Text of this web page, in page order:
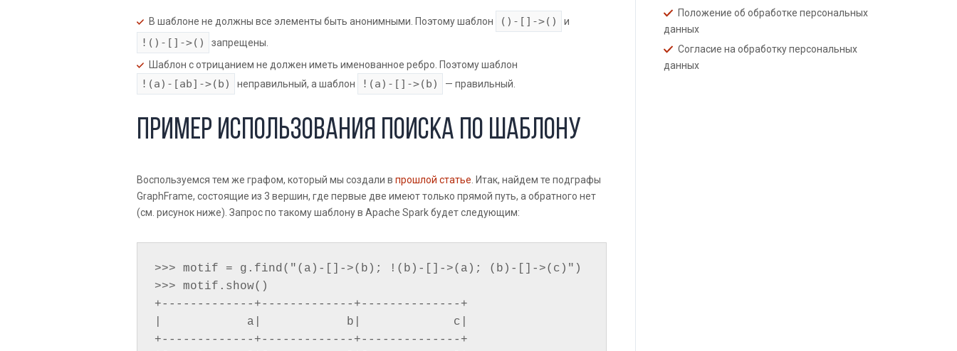
В шаблоне не должны все элементы быть анонимными. Поэтому шаблон ()-[]->() и
!()-[]->()
запрещены.
Шаблон с отрицанием не должен иметь именованное ребро. Поэтому шаблон
!(a)-[ab]->(b) неправильный, а шаблон !(a)-[]->(b) — правильный.
Пример использования поиска по шаблону
Воспользуемся тем же графом, который мы создали в прошлой статье . Итак, найдем те подграфы
GraphFrame, состоящие из 3 вершин, где первые две имеют только прямой путь, а обратного нет
(см. рисунок ниже). Запрос по такому шаблону в Apache Spark будет следующим:
>>> motif = g.find("(a)-[]->(b); !(b)-[]->(a); (b)-[]->(c)")
>>> motif.show()
+-------------+-------------+--------------+
|            a|            b|             c|
+-------------+-------------+--------------+
Положение об обработке персональных
данных
Согласие на обработку персональных
данных